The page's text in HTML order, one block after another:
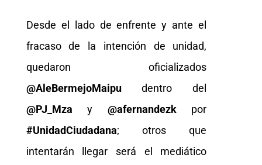
Desde el lado de enfrente y ante el
fracaso de la intención de unidad,
quedaron oficializados
@AleBermejoMaipudentro del
@PJ_Mza y @afernandezkpor
#UnidadCiudadana; otros que
intentarán llegar será el mediático